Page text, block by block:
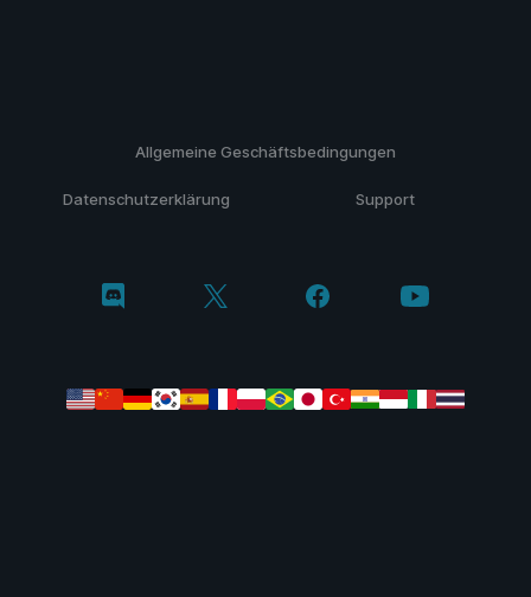
Allgemeine Geschäftsbedingungen
Datenschutzerklärung Support